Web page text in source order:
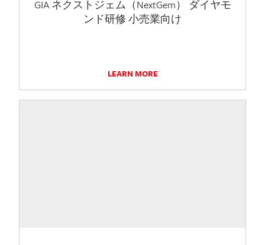
GIA ネクストジェム（NextGem） ダイヤモ
ンド研修 小売業向け
LEARN MORE